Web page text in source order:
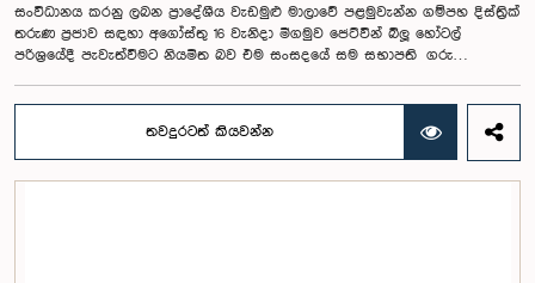
සංවිධානය කරනු ලබන ප්‍රාදේශීය වැඩමුළු මාලාවේ පළමුවැන්න ගම්පහ දිස්ත්‍රික්
තරුණ ප්‍රජාව සඳහා අගෝස්තු 16 වැනිදා මීගමුව ජෙට්වින් බ්ලූ හෝටල්
පරිශ්‍රයේදී පැවැත්වීමට නියමිත බව එම සංසදයේ සම සභාපති ගරු
සහභාගීත්වයෙන් විවෘත පාර්ලිමේන්තු සංකල්පය තවදුරටත් ප්‍රවර්ධනය කිරීමේ
අරමුණින් මෙම වැඩමුළු මාලාව සංවිධානය කෙරෙන අතර සංසදයේ සාමාජික
මන්ත්‍රීවරු මෙන්ම ගම්පහ දිස්ත්‍රික් පාර්ලිමේන්තු මන්ත්‍රීවරුන් ද මෙම අවස්ථාවට
තවදුරටත් කියවන්න